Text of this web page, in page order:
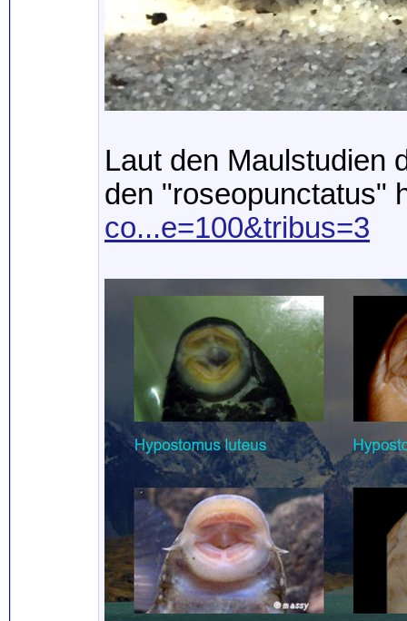
Laut den Maulstudien
den "roseopunctatus"
co...e=100&tribus=3